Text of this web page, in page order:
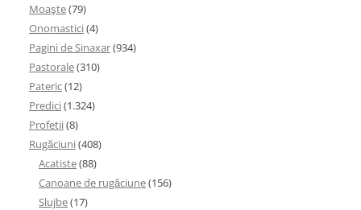
Moaşte(79)
Onomastici(4)
Pagini de Sinaxar(934)
Pastorale(310)
Pateric(12)
Predici(1.324)
Profetii(8)
Rugăciuni(408)
Acatiste(88)
Canoane de rugăciune(156)
Slujbe(17)